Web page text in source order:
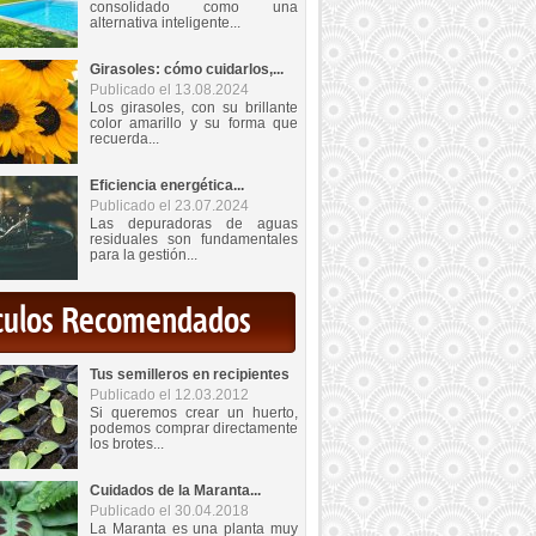
consolidado como una
alternativa inteligente...
Girasoles: cómo cuidarlos,...
Publicado el 13.08.2024
Los girasoles, con su brillante
color amarillo y su forma que
recuerda...
Eficiencia energética...
Publicado el 23.07.2024
Las depuradoras de aguas
residuales son fundamentales
para la gestión...
Recomendados
Tus semilleros en recipientes
Publicado el 12.03.2012
Si queremos crear un huerto,
podemos comprar directamente
los brotes...
Cuidados de la Maranta...
Publicado el 30.04.2018
La Maranta es una planta muy